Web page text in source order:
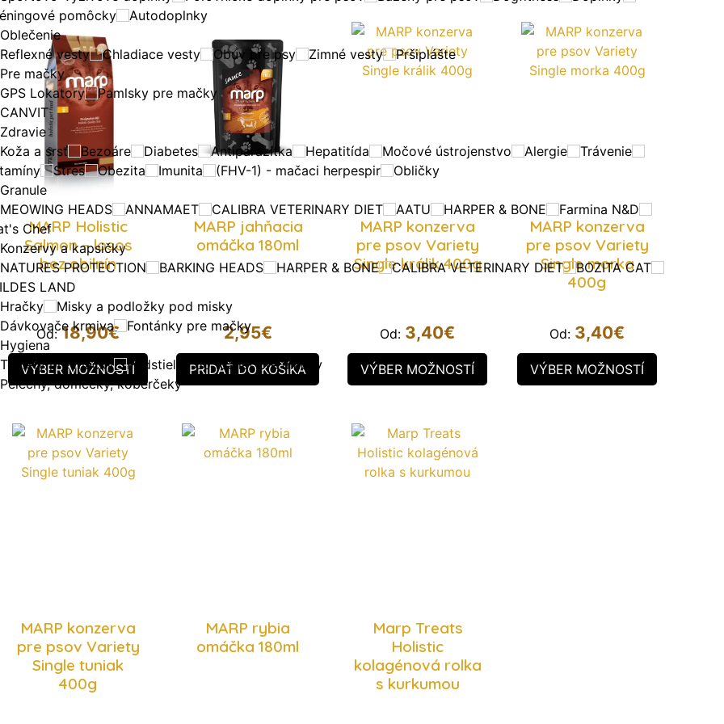
pomôcky
Autodoplnky
Oblečenie
Reflexné vesty
Chladiace vesty Obuv pre psy Zimné vesty
Pršiplášte
Pre mačky
GPS Lokatory
Pamlsky pre mačky
CANVIT
Zdravie
Koža a srsť
Bezoáre Diabetes Antiparazitka Hepatitída Močové ústrojenstvo Alergie
Trávenie
Stres Obezita Imunita (FHV-1) - mačaci herpespir
Obličky
Granule
MEOWING HEADS
ANNAMAET CALIBRA VETERINARY DIET AATU HARPER & BONE
Farmina N&D
Chef
Konzervy a kapsičky
NATURES PROTECTION
BARKING HEADS HARPER & BONE CALIBRA VETERINARY DIET
BOZITA CAT
LAND
Hračky
Misky a podložky pod misky
Dávkovače krmiva
Fontánky pre mačky
Hygiena
Toalety pre mačky
Podstielky do toaliet pre mačky
Pelechy, domčeky, koberčeky
MARP Holistic
Salmon – losos
bez obilnín
Od:18,90€
VÝBER MOŽNOSTÍ
MARP jahňacia
omáčka 180ml
2,95€
PRIDAŤ DO KOŠÍKA
MARP konzerva
pre psov Variety
Single králik 400g
Od: 3,40€
VÝBER MOŽNOSTÍ
MARP konzerva
pre psov Variety
Single morka
400g
Od: 3,40€
VÝBER MOŽNOSTÍ
MARP konzerva
pre psov Variety
Single tuniak
400g
MARP rybia
omáčka 180ml
Marp Treats
Holistic
kolagénová rolka
s kurkumou